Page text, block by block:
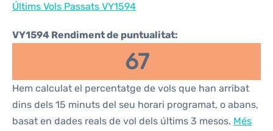
Últims Vols Passats VY1594
VY1594 Rendiment de puntualitat:
67
Hem calculat el percentatge de vols que han arribat
dins dels 15 minuts del seu horari programat, o abans,
basat en dades reals de vol dels últims 3 mesos. Més